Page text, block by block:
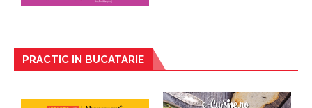
PRACTIC IN BUCATARIE